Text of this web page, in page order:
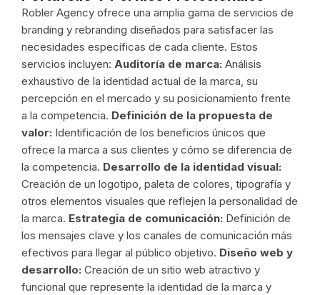
Robler Agency ofrece una amplia gama de servicios de
branding y rebranding diseñados para satisfacer las
necesidades específicas de cada cliente. Estos
servicios incluyen: Auditoría de marca: Análisis
exhaustivo de la identidad actual de la marca, su
percepción en el mercado y su posicionamiento frente
a la competencia. Definición de la propuesta de
valor: Identificación de los beneficios únicos que
ofrece la marca a sus clientes y cómo se diferencia de
la competencia. Desarrollo de la identidad visual:
Creación de un logotipo, paleta de colores, tipografía y
otros elementos visuales que reflejen la personalidad de
la marca. Estrategia de comunicación: Definición de
los mensajes clave y los canales de comunicación más
efectivos para llegar al público objetivo. Diseño web y
desarrollo: Creación de un sitio web atractivo y
funcional que represente la identidad de la marca y